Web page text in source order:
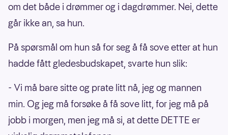
om det både i drømmer og i dagdrømmer. Nei, dette
går ikke an, sa hun.
På spørsmål om hun så for seg å få sove etter at hun
hadde fått gledesbudskapet, svarte hun slik:
- Vi må bare sitte og prate litt nå, jeg og mannen
min. Og jeg må forsøke å få sove litt, for jeg må på
jobb i morgen, men jeg må si, at dette DETTE er